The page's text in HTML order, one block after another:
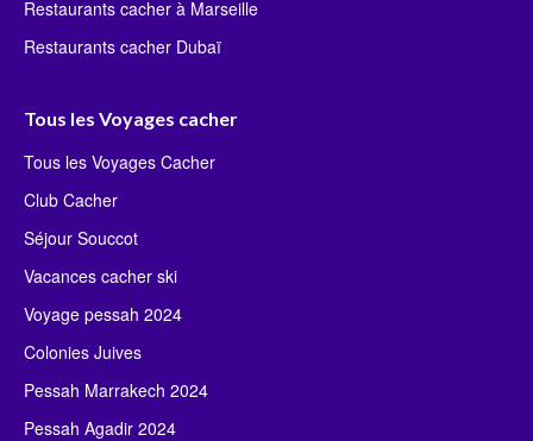
Restaurants cacher à Marseille
Restaurants cacher Dubaï
Tous les Voyages cacher
Tous les Voyages Cacher
Club Cacher
Séjour Souccot
Vacances cacher ski
Voyage pessah 2024
Colonies Juives
Pessah Marrakech 2024
Pessah Agadir 2024